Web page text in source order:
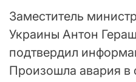
Заместитель
Украины Антон
подтвердил
Произошла авария в